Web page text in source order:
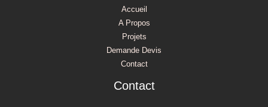
Accueil
A Propos
Projets
Demande Devis
Contact
Contact